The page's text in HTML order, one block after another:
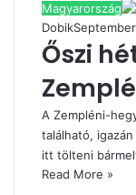
Magyarország
Dobik
Őszi
A Zempléni-
található,
itt tölteni
Read More »